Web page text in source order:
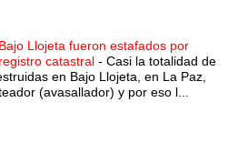
Llojeta fueron estafados por
catastral - Casi la totalidad de
en Bajo Llojeta, en La Paz,
(avasallador) y por eso l...